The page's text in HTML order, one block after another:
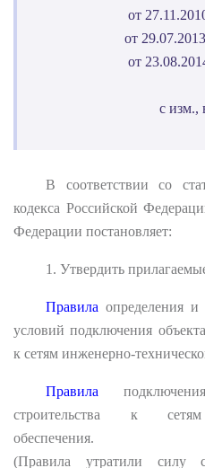
от
от
от
с изм.,
В соответствии со
кодекса Российской
Федерации постановляет:
1. Утвердить
Правила определения и
условий подключения
к сетям инженерно-
Правила
строительства к сетям
обеспечения.
(Правила утратили